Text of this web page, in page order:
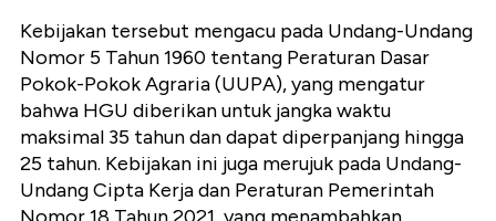
Kebijakan tersebut mengacu pada Undang-Undang
Nomor 5 Tahun 1960 tentang Peraturan Dasar
Pokok-Pokok Agraria (UUPA), yang mengatur
bahwa HGU diberikan untuk jangka waktu
maksimal 35 tahun dan dapat diperpanjang hingga
25 tahun. Kebijakan ini juga merujuk pada Undang-
Undang Cipta Kerja dan Peraturan Pemerintah
Nomor 18 Tahun 2021, yang menambahkan